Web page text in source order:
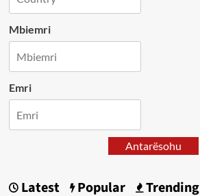
Mbiemri
Emri
Antarësohu
Latest Popular Trending